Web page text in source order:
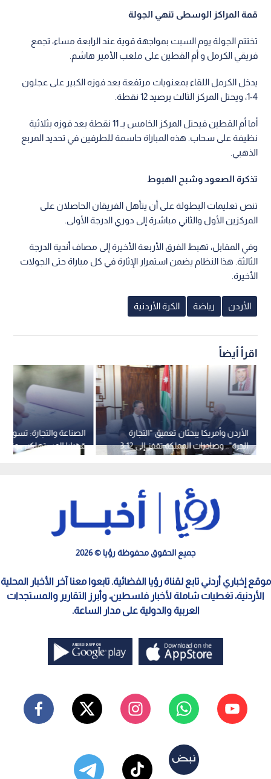
قمة المراكز الوسطى تنهي الجولة
تختتم الجولة يوم السبت بمواجهة قوية عند الرابعة مساء، تجمع
فريقي الكرمل و أم القطين على ملعب الأمير هاشم.
يدخل الكرمل اللقاء بمعنويات مرتفعة بعد فوزه الكبير على عجلون
4-1، ويحتل المركز الثالث برصيد 12 نقطة.
أما أم القطين فيحتل المركز الخامس بـ 11 نقطة بعد فوزه بثلاثية
نظيفة على سحاب. هذه المباراة حاسمة للطرفين في تحديد المربع
الذهبي.
تذكرة الصعود وشبح الهبوط
تنص تعليمات البطولة على أن يتأهل الفريقان الحاصلان على
المركزين الأول والثاني مباشرة إلى دوري الدرجة الأولى.
وفي المقابل، تهبط الفرق الأربعة الأخيرة إلى مصاف أندية الدرجة
الثالثة. هذا النظام يضمن استمرار الإثارة في كل مباراة حتى الجولات
الأخيرة.
الأردن رياضة الكرة الأردنية
اقرأ أيضاً
خلال 10 أشهر
الأردن وأمريكا يبحثان تعميق "التجارة
الحرة".. وصادرات المملكة تقفز إلى 3.12
مليار دولار
جميع الحقوق محفوظة رؤيا © 2026
موقع إخباري أردني تابع لقناة رؤيا الفضائية. تابعوا معنا آخر الأخبار المحلية
الأردنية، تغطيات شاملة لأخبار فلسطين، وأبرز التقارير والمستجدات
العربية والدولية على مدار الساعة.